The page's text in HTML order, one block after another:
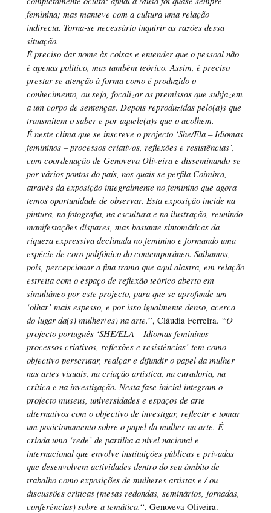
feminina; mas manteve com a cultura uma relação
indirecta. Torna-se necessário inquirir as razões dessa
situação.
É preciso dar nome às coisas e entender que o pessoal não
é apenas político, mas também teórico. Assim, é preciso
prestar-se atenção à forma como é produzido o
conhecimento, ou seja, focalizar as premissas que subjazem
a um corpo de sentenças. Depois reproduzidas pelo(a)s que
transmitem o saber e por aquele(a)s que o acolhem.
É neste clima que se inscreve o projecto ‘She/Ela – Idiomas
femininos – processos criativos, reflexões e resistências’,
com coordenação de Genoveva Oliveira e disseminando-se
por vários pontos do país, nos quais se perfila Coimbra,
através da exposição integralmente no feminino que agora
temos oportunidade de observar. Esta exposição incide na
pintura, na fotografia, na escultura e na ilustração, reunindo
manifestações díspares, mas bastante sintomáticas da
riqueza expressiva declinada no feminino e formando uma
espécie de coro polifónico do contemporâneo. Saibamos,
pois, percepcionar a fina trama que aqui alastra, em relação
estreita com o espaço de reflexão teórico aberto em
simultâneo por este projecto, para que se aprofunde um
‘olhar’ mais espesso, e por isso igualmente denso, acerca
do lugar da(s) mulher(es) na arte.”, Cláudia Ferreira. “O
projecto português ‘SHE/ELA – Idiomas femininos –
processos criativos, reflexões e resistências’ tem como
objectivo perscrutar, realçar e difundir o papel da mulher
nas artes visuais, na criação artística, na curadoria, na
crítica e na investigação. Nesta fase inicial integram o
projecto museus, universidades e espaços de arte
alternativos com o objectivo de investigar, reflectir e tomar
um posicionamento sobre o papel da mulher na arte. É
criada uma ‘rede’ de partilha a nível nacional e
internacional que envolve instituições públicas e privadas
que desenvolvem actividades dentro do seu âmbito de
trabalho como exposições de mulheres artistas e / ou
discussões críticas (mesas redondas, seminários, jornadas,
conferências) sobre a temática.“, Genoveva Oliveira.